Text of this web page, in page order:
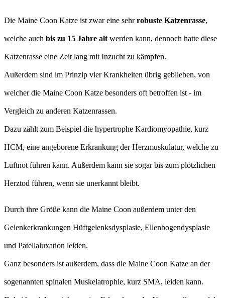
Die Maine Coon Katze ist zwar eine sehrrobuste Katzenrasse,
welche auch bis zu 15 Jahre alt werden kann, dennoch hatte diese
Katzenrasse eine Zeit lang mit Inzucht zu kämpfen.
Außerdem sind im Prinzip vier Krankheiten übrig geblieben, von
welcher die Maine Coon Katze besonders oft betroffen ist - im
Vergleich zu anderen Katzenrassen.
Dazu zählt zum Beispiel die hypertrophe Kardiomyopathie, kurz
HCM, eine angeborene Erkrankung der Herzmuskulatur, welche zu
Luftnot führen kann. Außerdem kann sie sogar bis zum plötzlichen
Herztod führen, wenn sie unerkannt bleibt.
Durch ihre Größe kann die Maine Coon außerdem unter den
Gelenkerkrankungen Hüftgelenksdysplasie, Ellenbogendysplasie
und Patellaluxation leiden.
Ganz besonders ist außerdem, dass die Maine Coon Katze an der
sogenannten spinalen Muskelatrophie, kurz SMA, leiden kann.